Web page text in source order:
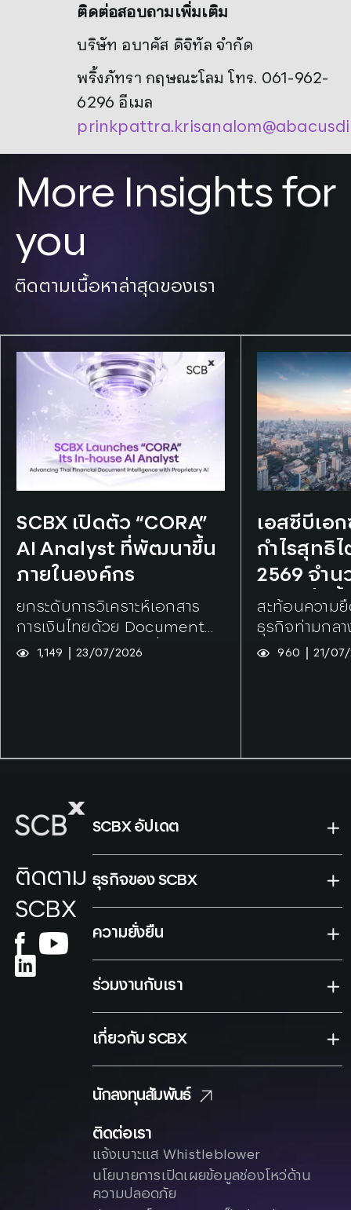
ติดต่อสอบถามเพิ่มเติม
บริษัท อบาคัส ดิจิทัล จำกัด
พริ้งภัทรา กฤษณะโลม โทร. 061-962-
6296 อีเมล
More Insights for
you
ติดตามเนื้อหาล่าสุดของเรา
Tags:SCBX
SCBX เปิดตัว “CORA”
AI Analyst ที่พัฒนาขึ้น
ภายในองค์กร
ยกระดับการวิเคราะห์เอกสาร
การเงินไทยด้วย Document
Intelligence พร้อมยื่นจดสิทธิ
1,149 23/07/2026
SCBX
เอสซีบีเอ
กำไรสุทธิ
2569 จำน
บาท เพิ่มขึ้
จากไตรม
สะท้อนความ
ธุรกิจท่ามกล
960 21/
ติดตาม
SCBX
SCBX อัปเดต
ธุรกิจของ SCBX
ความยั่งยืน
ร่วมงานกับเรา
เกี่ยวกับ SCBX
นักลงทุนสัมพันธ์
ติดต่อเรา
แจ้งเบาะแส Whistleblower
นโยบายการเปิดเผยข้อมูลช่องโหว่ด้าน
ความปลอดภัย